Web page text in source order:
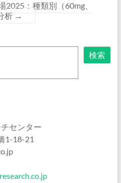
2025：種類別（60mg、
析 →
検索
センター
1-18-21